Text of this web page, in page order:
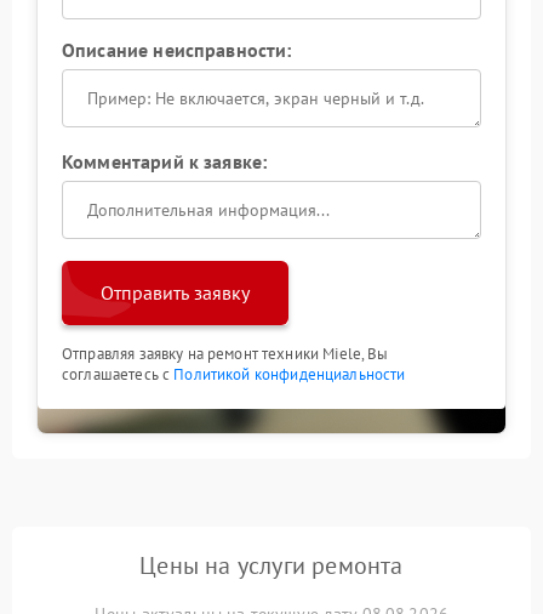
Описание неисправности:
Комментарий к заявке:
Отправить заявку
Отправляя заявку на ремонт техники Miele, Вы
соглашаетесь с Политикой конфиденциальности
Цены на услуги ремонта